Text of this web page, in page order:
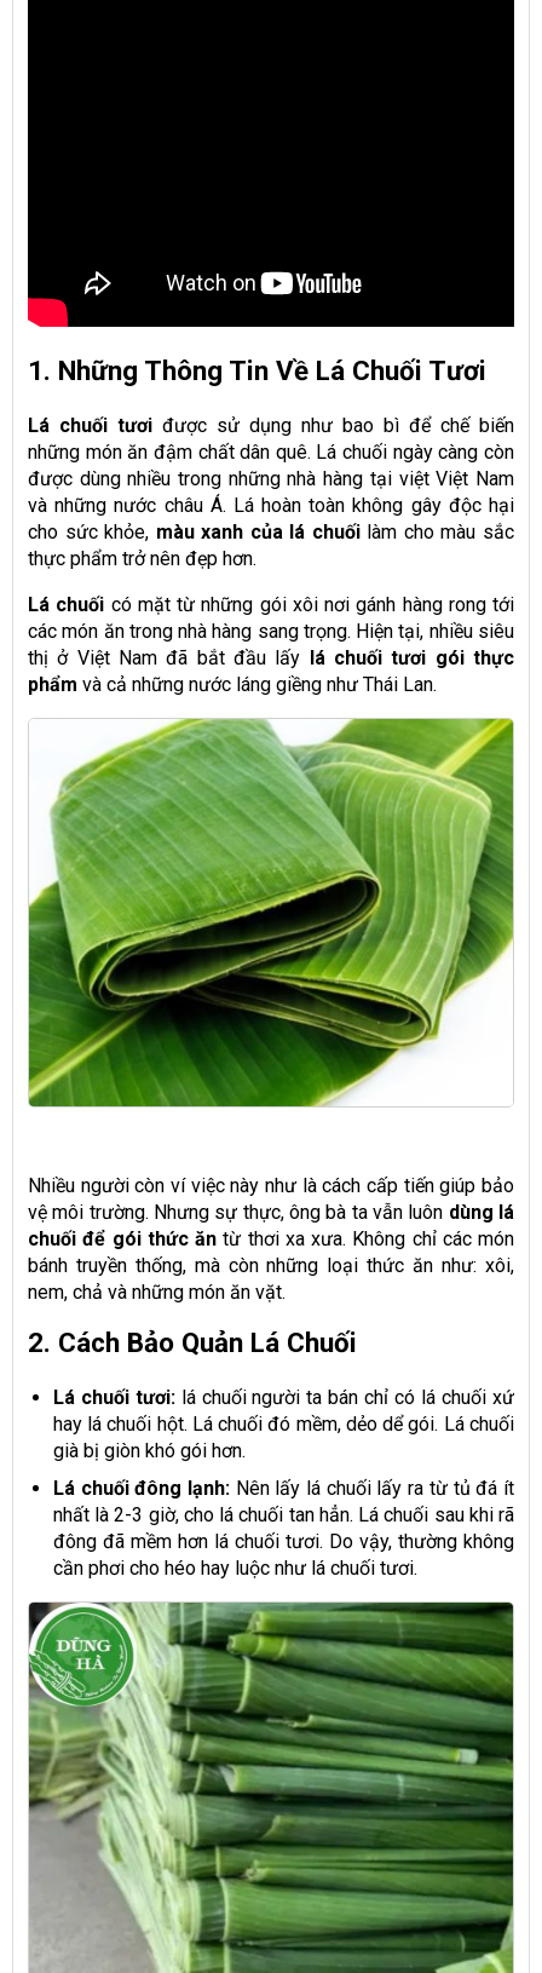
1. Những Thông Tin Về Lá Chuối Tươi
Lá chuối tươi được sử dụng như bao bì để chế biến
những món ăn đậm chất dân quê. Lá chuối ngày càng còn
được dùng nhiều trong những nhà hàng tại việt Việt Nam
và những nước châu Á. Lá hoàn toàn không gây độc hại
cho sức khỏe, màu xanh của lá chuốilàm cho màu sắc
thực phẩm trở nên đẹp hơn.
Lá chuối có mặt từ những gói xôi nơi gánh hàng rong tới
các món ăn trong nhà hàng sang trọng. Hiện tại, nhiều siêu
thị ở Việt Nam đã bắt đầu lấy lá chuối tươi gói thực
phẩm và cả những nước láng giềng như Thái Lan.
Nhiều người còn ví việc này như là cách cấp tiến giúp bảo
vệ môi trường. Nhưng sự thực, ông bà ta vẫn luôn dùng lá
chuối để gói thức ăn từ thơi xa xưa. Không chỉ các món
bánh truyền thống, mà còn những loại thức ăn như: xôi,
nem, chả và những món ăn vặt.
2. Cách Bảo Quản Lá Chuối
Lá chuối tươi:lá chuối người ta bán chỉ có lá chuối xứ
hay lá chuối hột. Lá chuối đó mềm, dẻo dể gói. Lá chuối
già bị giòn khó gói hơn.
Lá chuối đông lạnh:Nên lấy lá chuối lấy ra từ tủ đá ít
nhất là 2-3 giờ, cho lá chuối tan hẳn. Lá chuối sau khi rã
đông đã mềm hơn lá chuối tươi. Do vậy, thường không
cần phơi cho héo hay luộc như lá chuối tươi.